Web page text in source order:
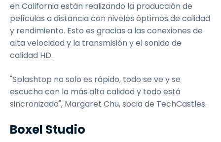
en California están realizando la producción de
películas a distancia con niveles óptimos de calidad
y rendimiento. Esto es gracias a las conexiones de
alta velocidad y la transmisión y el sonido de
calidad HD.
"Splashtop no solo es rápido, todo se ve y se
escucha con la más alta calidad y todo está
sincronizado", Margaret Chu, socia de TechCastles.
Boxel Studio